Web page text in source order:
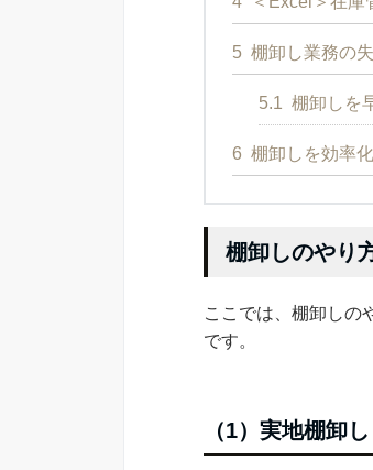
5 棚卸し業務の
5.1 棚卸しを
6 棚卸しを効率
棚卸しのやり
ここでは、棚卸しの
です。
（1）実地棚卸し